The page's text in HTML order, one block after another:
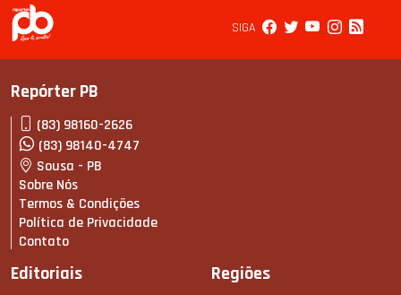
SIGA
Repórter PB
(83) 98160-2626
(83) 98140-4747
Sousa - PB
Sobre Nós
Termos & Condições
Política de Privacidade
Contato
Editoriais Regiões